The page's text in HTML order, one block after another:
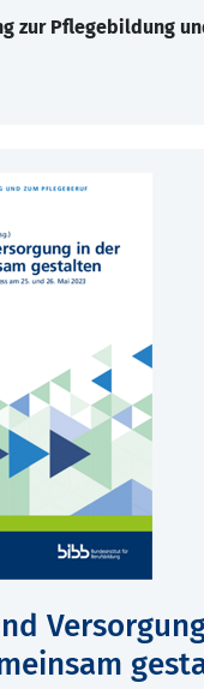
zur Pflegebildung